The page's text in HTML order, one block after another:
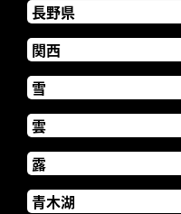
長野県
関西
雪
雲
露
青木湖